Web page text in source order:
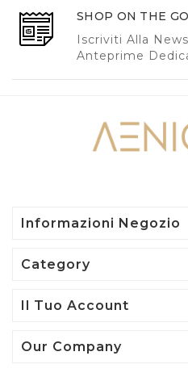
SHOP ON THE GO
Iscriviti Alla
Anteprime
Informazioni Negozio
Category
Il Tuo Account
Our Company